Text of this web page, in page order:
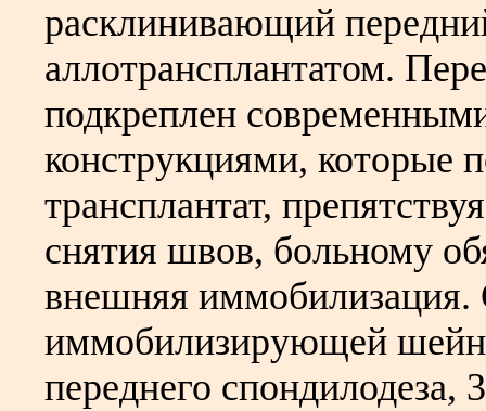
расклинивающий
аллотрансплантатом.
подкреплен
конструкциями, которые
трансплантат,
снятия швов, больному
внешняя
иммобилизирующей
переднего спондилодеза,